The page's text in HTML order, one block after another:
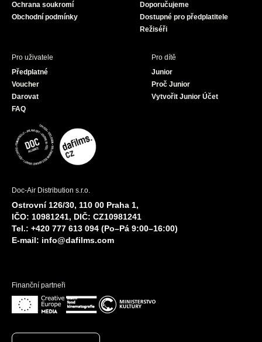
Ochrana soukromí
Obchodní podmínky
Doporučujeme
Dostupné pro předplatitele
Režiséři
Pro uživatele
Předplatné
Voucher
Darovat
FAQ
Pro dítě
Junior
Proč Junior
Vytvořit Junior Účet
Doc-Air Distribution s.r.o.
Ostrovní 126/30, 110 00 Praha 1,
IČO: 10981241, DIČ: CZ10981241
Tel.: +420 777 613 094 (Po–Pá 9:00–16:00)
E-mail: info@dafilms.com
Finanční partneři